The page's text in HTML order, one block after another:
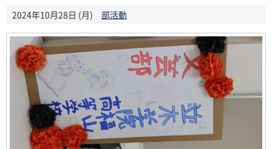
2024年10月28日 (月) 部活動